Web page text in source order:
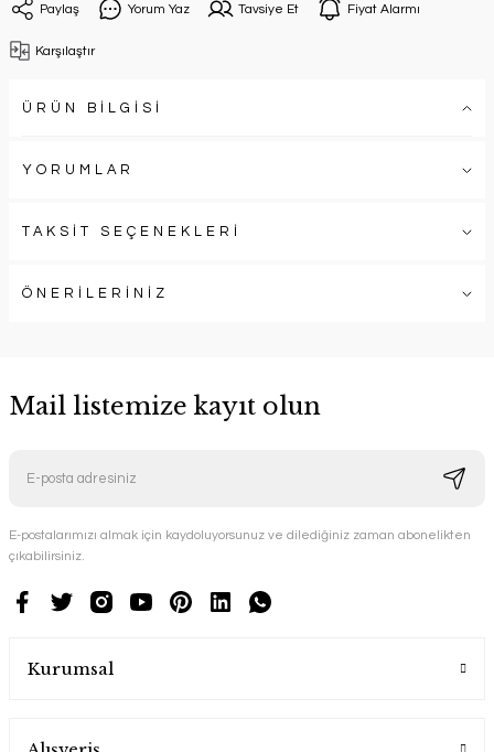
Paylaş Yorum Yaz Tavsiye Et Fiyat Alarmı
Karşılaştır
ÜRÜN BİLGİSİ
YORUMLAR
TAKSİT SEÇENEKLERİ
ÖNERİLERİNİZ
Mail listemize kayıt olun
E-postalarımızı almak için kaydoluyorsunuz ve dilediğiniz zaman abonelikten
çıkabilirsiniz.
Kurumsal